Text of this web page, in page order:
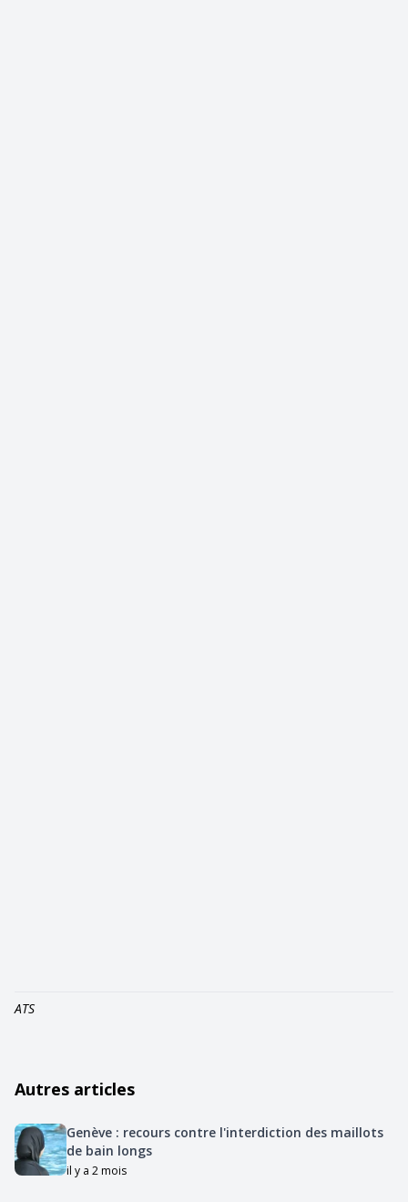
ATS
Autres articles
Genève : recours contre l'interdiction des maillots
de bain longs
il y a 2 mois